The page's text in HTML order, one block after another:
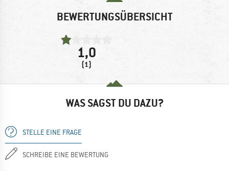
BEWERTUNGSÜBERSICHT
1,0
(1)
WAS SAGST DU DAZU?
STELLE EINE FRAGE
SCHREIBE EINE BEWERTUNG